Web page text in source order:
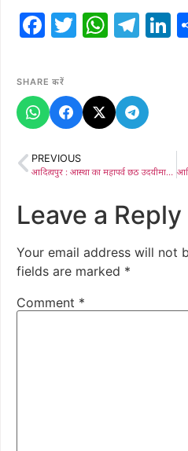
Facebook
Twitter
SHARE करें
PREVIOUS
आदित्यपुर : आस्था का महापर्व छठ उदयीमान भगवान भास्कर की आराधना के साथ संपन्न
Leave a Reply
Your email address will not
fields are marked *
Comment *